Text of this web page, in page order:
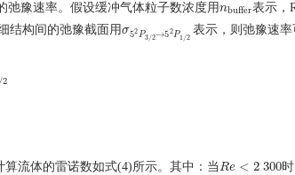
弛豫速率。假设缓冲气体粒子数浓度用nbuffer
nbuffer表示，
结构间的弛豫截面用σ52P3/2→52P1 /2
σ52P 2→5 P1/2
表示，则弛豫速
2
流体的雷诺数如式(4)所示。其中：当 Re < 2 300
Re< 2300